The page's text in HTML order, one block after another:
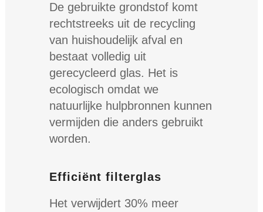
De gebruikte grondstof komt
rechtstreeks uit de recycling
van huishoudelijk afval en
bestaat volledig uit
gerecycleerd glas. Het is
ecologisch omdat we
natuurlijke hulpbronnen kunnen
vermijden die anders gebruikt
worden.
Efficiënt filterglas
Het verwijdert 30% meer